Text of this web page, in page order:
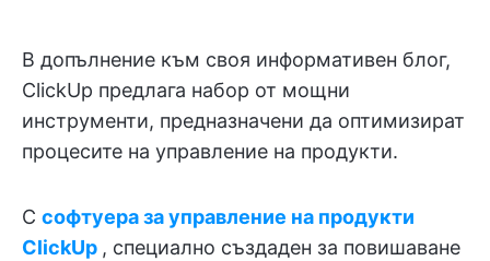
В допълнение към своя информативен блог,
ClickUp предлага набор от мощни
инструменти, предназначени да оптимизират
процесите на управление на продукти.
С софтуера за управление на продукти
ClickUp , специално създаден за повишаване